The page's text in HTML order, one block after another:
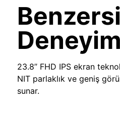
23.8’’ FHD IPS ekran
NIT parlaklık ve geniş
sunar.